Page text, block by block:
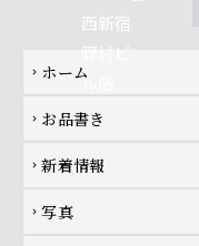
Footer navigation
chevron_right ホーム
chevron_right お品書き
chevron_right 新着情報
chevron_right 写真